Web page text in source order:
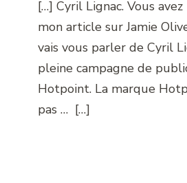
[…] Cyril Lignac. Vous
mon article sur Jamie
vais vous parler de Cyril
pleine campagne de
Hotpoint. La marque
pas … […]